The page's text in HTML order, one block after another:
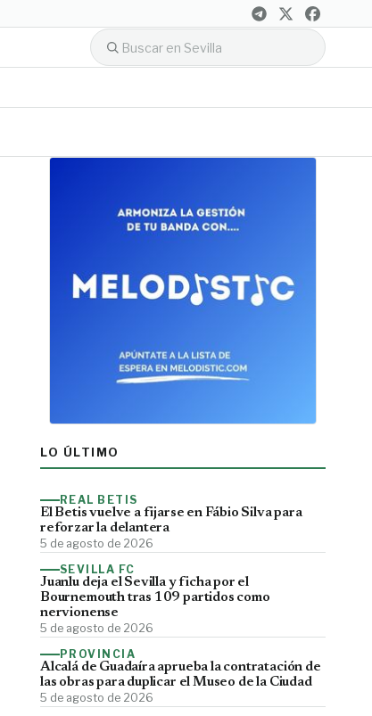
LO ÚLTIMO
REAL BETIS
El Betis vuelve a fijarse en Fábio Silva para
reforzar la delantera
5 de agosto de 2026
SEVILLA FC
Juanlu deja el Sevilla y ficha por el
Bournemouth tras 109 partidos como
nervionense
5 de agosto de 2026
PROVINCIA
Alcalá de Guadaíra aprueba la contratación de
las obras para duplicar el Museo de la Ciudad
5 de agosto de 2026